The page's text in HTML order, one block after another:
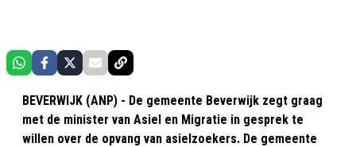
BEVERWIJK (ANP) - De gemeente Beverwijk zegt graag
met de minister van Asiel en Migratie in gesprek te
willen over de opvang van asielzoekers. De gemeente